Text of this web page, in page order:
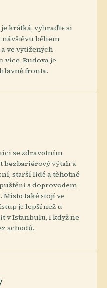
krátká, vyhraďte si
návštěvu během
ve vytížených
více. Budova je
fronta.
se zdravotním
výtah a
starší lidé a těhotné
s doprovodem
Místo také stojí ve
je lepší než u
v Istanbulu, i když ne
schodů.